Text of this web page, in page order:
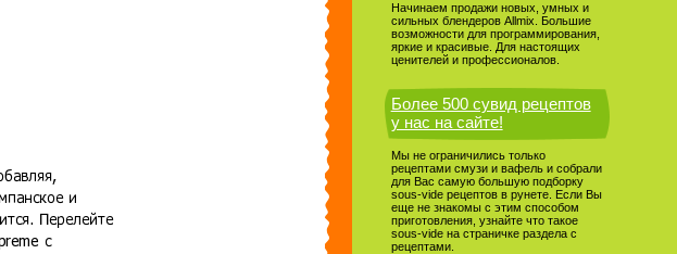
Начинаем продажи новых, умных и
сильных блендеров Allmix. Большие
возможности для программирования,
яркие и красивые. Для настоящих
ценителей и профессионалов.
Более 500 сувид рецептов
у нас на сайте!
Мы не ограничились только
рецептами смузи и вафель и собрали
для Вас самую большую подборку
sous-vide рецептов в рунете. Если Вы
еще не знакомы с этим способом
приготовления, узнайте что такое
sous-vide на страничке раздела с
рецептами.